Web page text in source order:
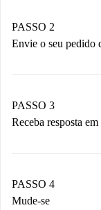
Você tem
PASSO 2
Envie o seu pedido
Não
PASSO 3
Receba resposta
proprietário.
Se recusada:
PASSO 4
Mude-se